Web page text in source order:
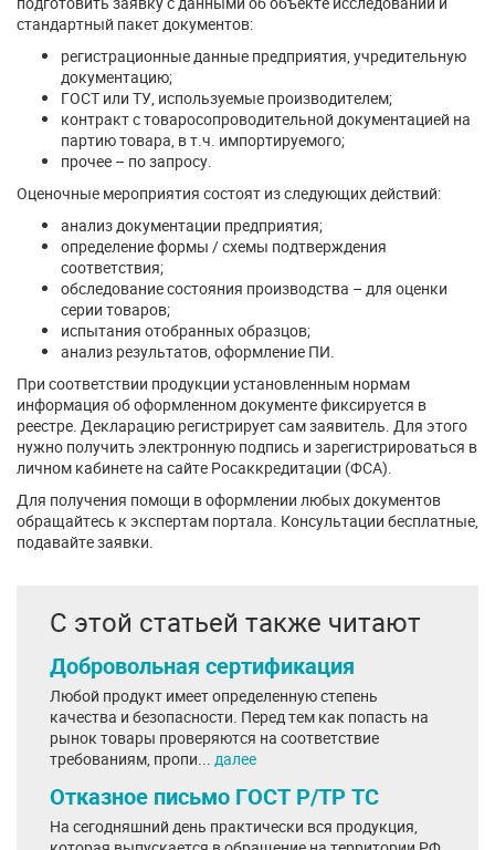
стандартный пакет документов:
регистрационные данные предприятия, учредительную
документацию;
ГОСТ или ТУ, используемые производителем;
контракт с товаросопроводительной документацией на
партию товара, в т.ч. импортируемого;
прочее – по запросу.
Оценочные мероприятия состоят из следующих действий:
анализ документации предприятия;
определение формы / схемы подтверждения
соответствия;
обследование состояния производства – для оценки
серии товаров;
испытания отобранных образцов;
анализ результатов, оформление ПИ.
При соответствии продукции установленным нормам
информация об оформленном документе фиксируется в
реестре. Декларацию регистрирует сам заявитель. Для этого
нужно получить электронную подпись и зарегистрироваться в
личном кабинете на сайте Росаккредитации (ФСА).
Для получения помощи в оформлении любых документов
обращайтесь к экспертам портала. Консультации бесплатные,
подавайте заявки.
С этой статьей также читают
Добровольная сертификация
Любой продукт имеет определенную степень
качества и безопасности. Перед тем как попасть на
рынок товары проверяются на соответствие
требованиям, пропи... далее
Отказное письмо ГОСТ Р/ТР ТС
На сегодняшний день практически вся продукция,